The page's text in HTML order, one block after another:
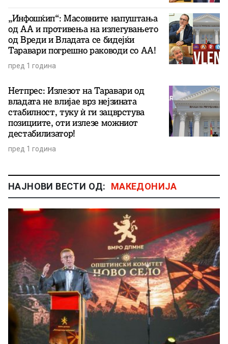
„Инфошќип“: Масовните напуштања
од АА и противења на излегувањето
од Вреди и Владата се бидејќи
Таравари погрешно раководи со АА!
пред 1 година
Нетпрес: Излезот на Таравари од
владата не влијае врз нејзината
стабилност, туку ѝ ги зацврстува
позициите, оти излезе можниот
дестабилизатор!
пред 1 година
НАЈНОВИ ВЕСТИ ОД: МАКЕДОНИЈА